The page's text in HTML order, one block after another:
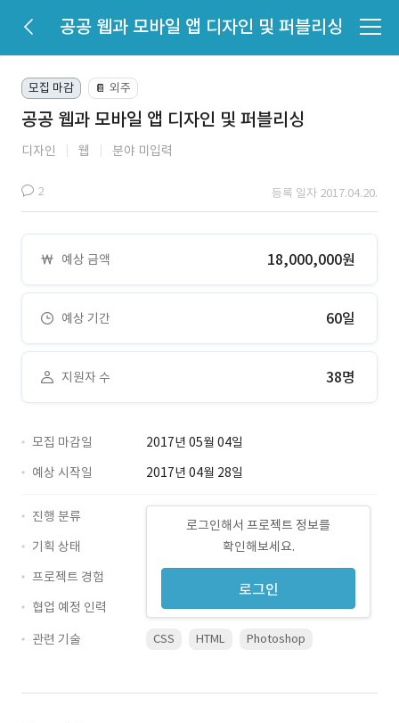
공공 웹과 모바일 앱 디자인 및 퍼블리싱
모집 마감 📔 외주
공공 웹과 모바일 앱 디자인 및 퍼블리싱
디자인 웹 분야 미입력
2 등록 일자 2017.04.20.
예상 금액 18,000,000원
예상 기간 60일
지원자 수 38명
모집 마감일
2017년 05월 04일
예상 시작일
2017년 04월 28일
로그인해서 프로젝트 정보를
확인해보세요.
로그인
진행 분류
기획 상태
프로젝트 경험
협업 예정 인력
관련 기술
CSS HTML Photoshop